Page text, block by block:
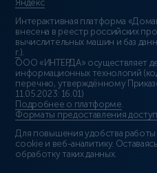
Яндекс
Интерактивная платформа
внесена в реестр российских
вычислительных машин и баз
г.).
ООО «ИНТЕРДА» осуществляет
информационных технологий
перечню, утверждённому
11.05.2023: 16.01)
Подробнее о платформе.
Форматы предоставления
Для повышения удобства
cookie и веб-аналитику.
обработку таких данных.